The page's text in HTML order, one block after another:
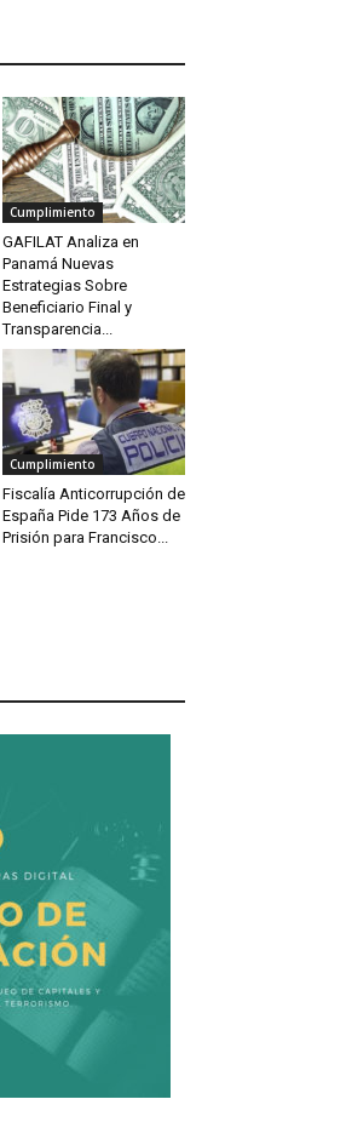
Cumplimiento
GAFILAT Analiza en
Panamá Nuevas
Estrategias Sobre
Beneficiario Final y
Transparencia...
Cumplimiento
Fiscalía Anticorrupción de
España Pide 173 Años de
Prisión para Francisco...